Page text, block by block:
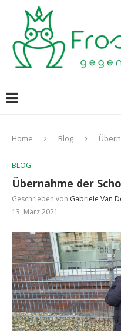
Home Blog
BLOG
Übernahme der
Geschrieben von Gabriele Van
13. März 2021